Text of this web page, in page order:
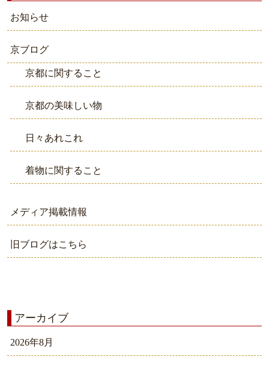
お知らせ
京ブログ
京都に関すること
京都の美味しい物
日々あれこれ
着物に関すること
メディア掲載情報
旧ブログはこちら
アーカイブ
2026年8月